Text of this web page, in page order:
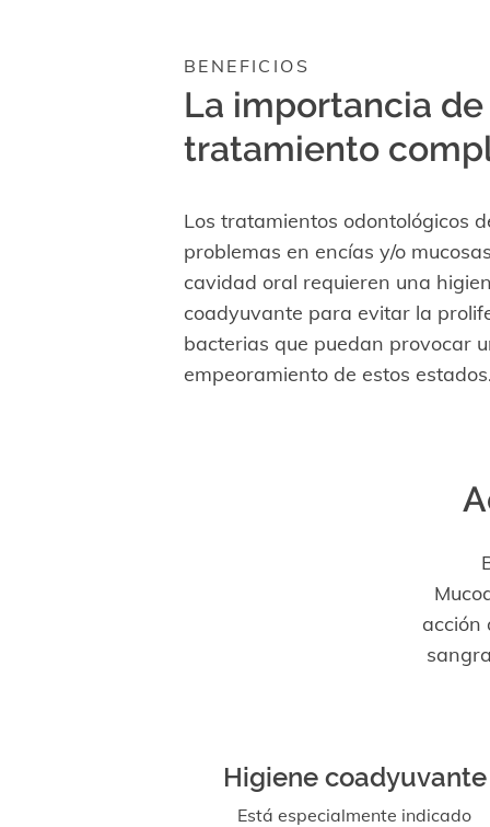
BENEFICIOS
La importancia de
tratamiento
Los tratamientos odontológicos
problemas en encías y/o
cavidad oral requieren una
coadyuvante para evitar la
bacterias que puedan provocar
empeoramiento de estos estados.
acción
Higiene coadyuvante
Está especialmente indicado